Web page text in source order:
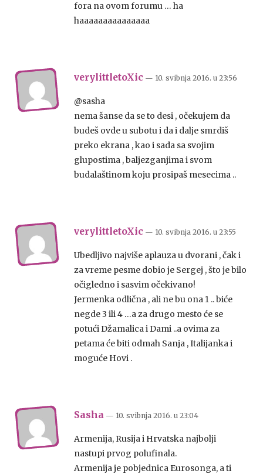
fora na ovom forumu … ha
haaaaaaaaaaaaaaa
verylittletoXic — 10. svibnja 2016. u 23:56
@sasha
nema šanse da se to desi , očekujem da
budeš ovde u subotu i da i dalje smrdiš
preko ekrana , kao i sada sa svojim
glupostima , baljezganjima i svom
budalaštinom koju prosipaš mesecima ..
verylittletoXic — 10. svibnja 2016. u 23:55
Ubedljivo najviše aplauza u dvorani , čak i
za vreme pesme dobio je Sergej , što je bilo
očigledno i sasvim očekivano!
Jermenka odlična , ali ne bu ona 1 .. biće
negde 3 ili 4 …a za drugo mesto će se
potući Džamalica i Dami ..a ovima za
petama će biti odmah Sanja , Italijanka i
moguće Hovi .
Sasha — 10. svibnja 2016. u 23:04
Armenija, Rusija i Hrvatska najbolji
nastupi prvog polufinala.
Armenija je pobjednica Eurosonga, a ti